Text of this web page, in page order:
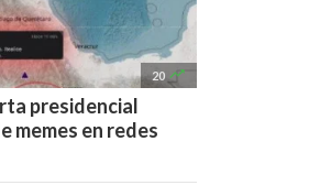
20 
presidencial
memes en redes